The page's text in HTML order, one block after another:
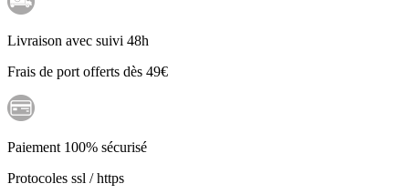
Livraison avec suivi 48h
Frais de port offerts dès 49€
Paiement 100% sécurisé
Protocoles ssl / https